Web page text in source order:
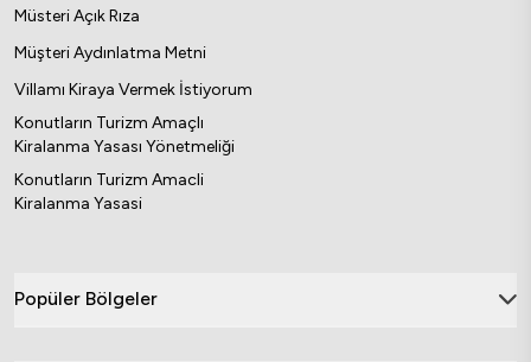
Müsteri Açık Rıza
Müşteri Aydınlatma Metni
Villamı Kiraya Vermek İstiyorum
Konutların Turizm Amaçlı
Kiralanma Yasası Yönetmeliği
Konutların Turizm Amacli
Kiralanma Yasasi
Popüler Bölgeler